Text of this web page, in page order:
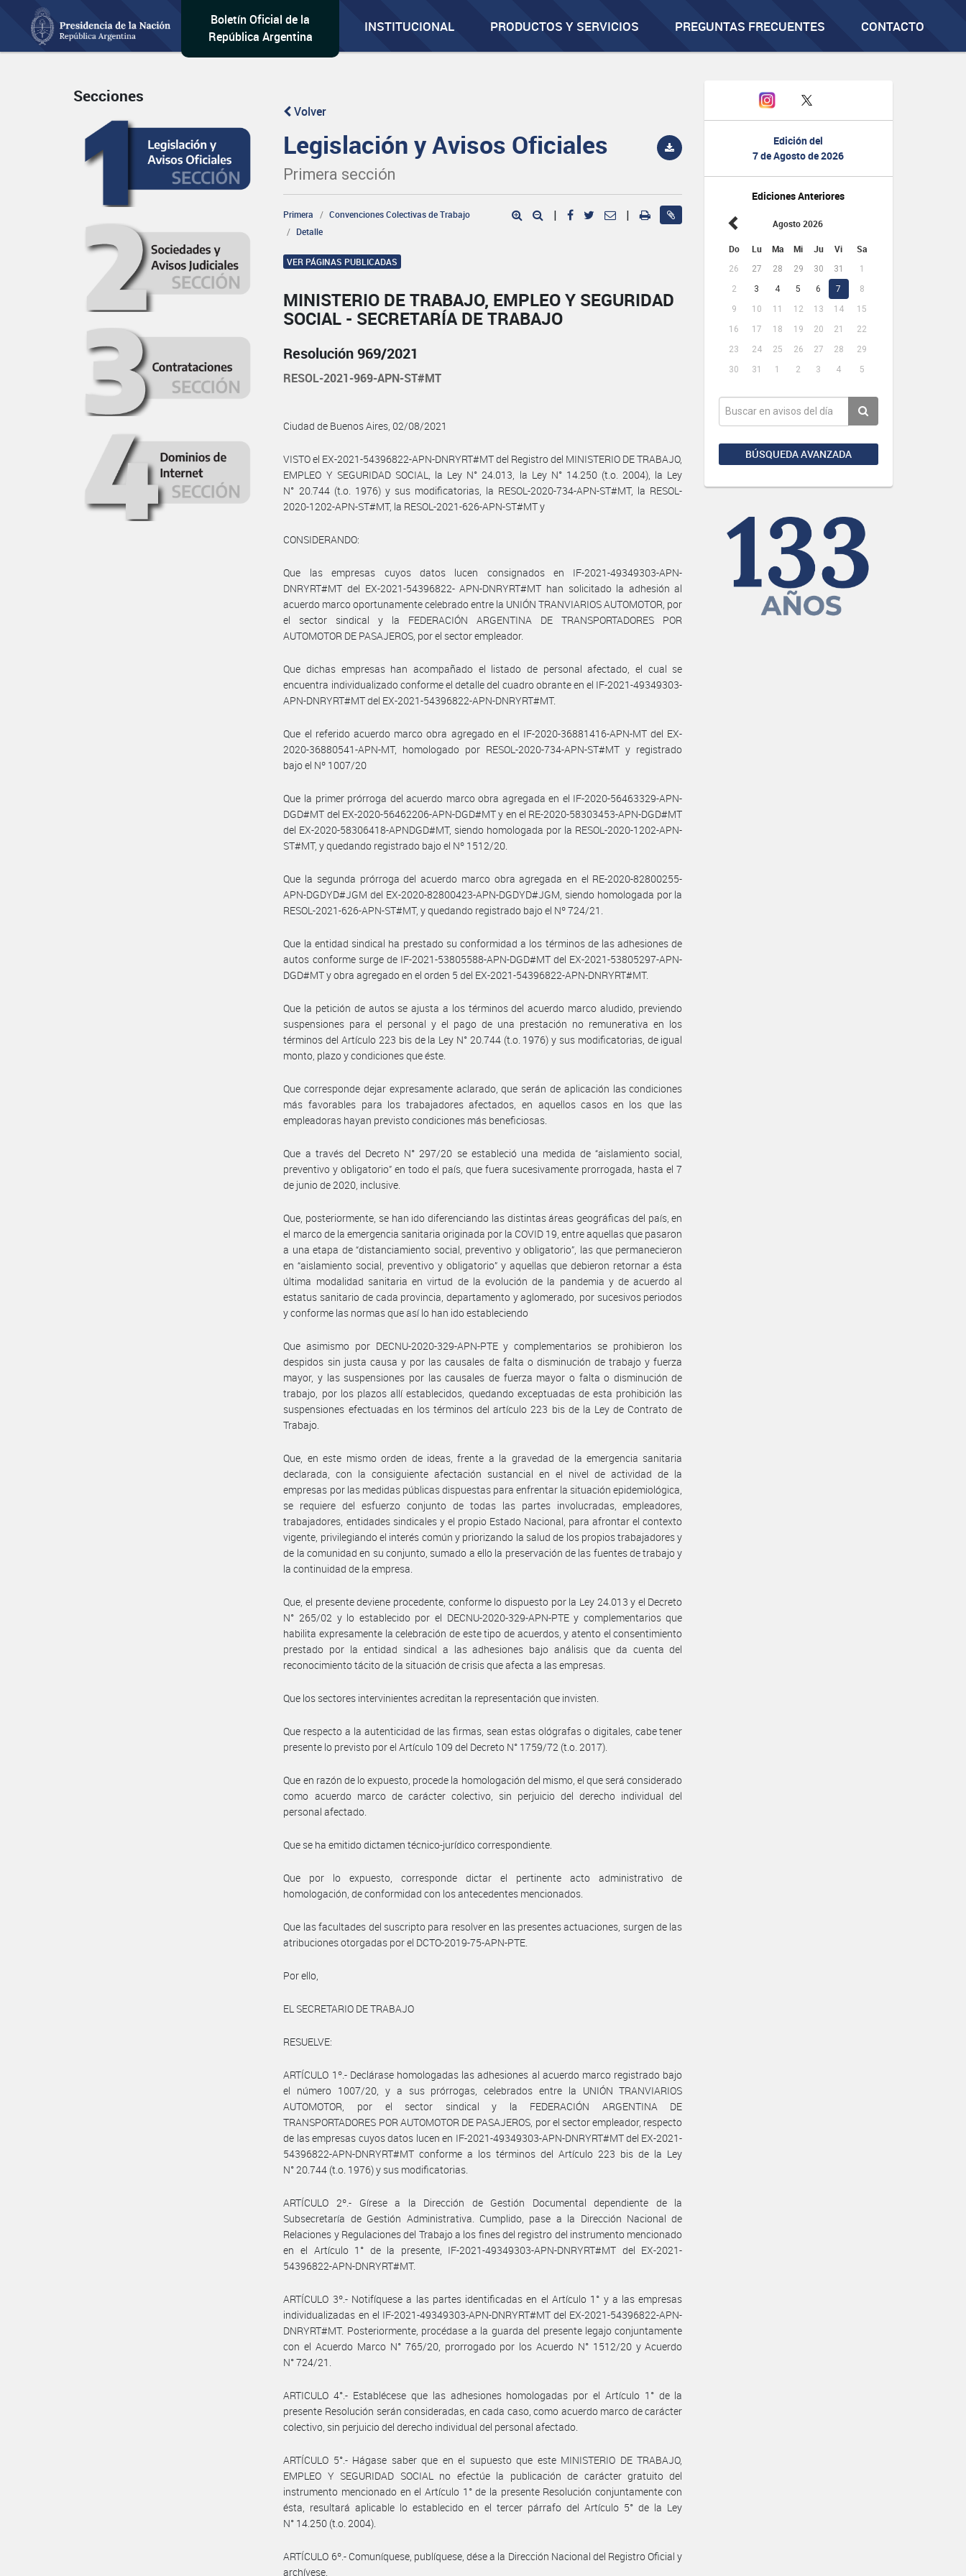
Boletín Oficial de la
República Argentina
INSTITUCIONAL PRODUCTOS Y SERVICIOS PREGUNTAS FRECUENTES CONTACTO
Edición del
7 de Agosto de 2026
Ediciones Anteriores
Agosto 2026
Do Lu Ma Mi Ju Vi Sa
26 27 28 29 30 31
1
2
3 4 5 6 7
8
9
10 11 12 13 14
15
16
17 18 19 20 21
22
23
24 25 26 27 28
29
30
31 1 2 3 4 5
BÚSQUEDA AVANZADA
Secciones
Volver
Legislación y Avisos Oficiales
Primera sección
Primera
Convenciones Colectivas de Trabajo
Detalle
| |
VER PÁGINAS PUBLICADAS
MINISTERIO DE TRABAJO, EMPLEO Y SEGURIDAD
SOCIAL - SECRETARÍA DE TRABAJO
Resolución 969/2021
RESOL-2021-969-APN-ST#MT
Ciudad de Buenos Aires, 02/08/2021
VISTO el EX-2021-54396822-APN-DNRYRT#MT del Registro del MINISTERIO DE TRABAJO,
EMPLEO Y SEGURIDAD SOCIAL, la Ley N° 24.013, la Ley N° 14.250 (t.o. 2004), la Ley
N° 20.744 (t.o. 1976) y sus modificatorias, la RESOL-2020-734-APN-ST#MT, la RESOL-
2020-1202-APN-ST#MT, la RESOL-2021-626-APN-ST#MT y
CONSIDERANDO:
Que las empresas cuyos datos lucen consignados en IF-2021-49349303-APN-
DNRYRT#MT del EX-2021-54396822- APN-DNRYRT#MT han solicitado la adhesión al
acuerdo marco oportunamente celebrado entre la UNIÓN TRANVIARIOS AUTOMOTOR, por
el sector sindical y la FEDERACIÓN ARGENTINA DE TRANSPORTADORES POR
AUTOMOTOR DE PASAJEROS, por el sector empleador.
Que dichas empresas han acompañado el listado de personal afectado, el cual se
encuentra individualizado conforme el detalle del cuadro obrante en el IF-2021-49349303-
APN-DNRYRT#MT del EX-2021-54396822-APN-DNRYRT#MT.
Que el referido acuerdo marco obra agregado en el IF-2020-36881416-APN-MT del EX-
2020-36880541-APN-MT, homologado por RESOL-2020-734-APN-ST#MT y registrado
bajo el Nº 1007/20
Que la primer prórroga del acuerdo marco obra agregada en el IF-2020-56463329-APN-
DGD#MT del EX-2020-56462206-APN-DGD#MT y en el RE-2020-58303453-APN-DGD#MT
del EX-2020-58306418-APNDGD#MT, siendo homologada por la RESOL-2020-1202-APN-
ST#MT, y quedando registrado bajo el Nº 1512/20.
Que la segunda prórroga del acuerdo marco obra agregada en el RE-2020-82800255-
APN-DGDYD#JGM del EX-2020-82800423-APN-DGDYD#JGM, siendo homologada por la
RESOL-2021-626-APN-ST#MT, y quedando registrado bajo el Nº 724/21.
Que la entidad sindical ha prestado su conformidad a los términos de las adhesiones de
autos conforme surge de IF-2021-53805588-APN-DGD#MT del EX-2021-53805297-APN-
DGD#MT y obra agregado en el orden 5 del EX-2021-54396822-APN-DNRYRT#MT.
Que la petición de autos se ajusta a los términos del acuerdo marco aludido, previendo
suspensiones para el personal y el pago de una prestación no remunerativa en los
términos del Artículo 223 bis de la Ley N° 20.744 (t.o. 1976) y sus modificatorias, de igual
monto, plazo y condiciones que éste.
Que corresponde dejar expresamente aclarado, que serán de aplicación las condiciones
más favorables para los trabajadores afectados, en aquellos casos en los que las
empleadoras hayan previsto condiciones más beneficiosas.
Que a través del Decreto N° 297/20 se estableció una medida de “aislamiento social,
preventivo y obligatorio” en todo el país, que fuera sucesivamente prorrogada, hasta el 7
de junio de 2020, inclusive.
Que, posteriormente, se han ido diferenciando las distintas áreas geográficas del país, en
el marco de la emergencia sanitaria originada por la COVID 19, entre aquellas que pasaron
a una etapa de “distanciamiento social, preventivo y obligatorio”, las que permanecieron
en “aislamiento social, preventivo y obligatorio” y aquellas que debieron retornar a ésta
última modalidad sanitaria en virtud de la evolución de la pandemia y de acuerdo al
estatus sanitario de cada provincia, departamento y aglomerado, por sucesivos periodos
y conforme las normas que así lo han ido estableciendo
Que asimismo por DECNU-2020-329-APN-PTE y complementarios se prohibieron los
despidos sin justa causa y por las causales de falta o disminución de trabajo y fuerza
mayor, y las suspensiones por las causales de fuerza mayor o falta o disminución de
trabajo, por los plazos allí establecidos, quedando exceptuadas de esta prohibición las
suspensiones efectuadas en los términos del artículo 223 bis de la Ley de Contrato de
Trabajo.
Que, en este mismo orden de ideas, frente a la gravedad de la emergencia sanitaria
declarada, con la consiguiente afectación sustancial en el nivel de actividad de la
empresas por las medidas públicas dispuestas para enfrentar la situación epidemiológica,
se requiere del esfuerzo conjunto de todas las partes involucradas, empleadores,
trabajadores, entidades sindicales y el propio Estado Nacional, para afrontar el contexto
vigente, privilegiando el interés común y priorizando la salud de los propios trabajadores y
de la comunidad en su conjunto, sumado a ello la preservación de las fuentes de trabajo y
la continuidad de la empresa.
Que, el presente deviene procedente, conforme lo dispuesto por la Ley 24.013 y el Decreto
N° 265/02 y lo establecido por el DECNU-2020-329-APN-PTE y complementarios que
habilita expresamente la celebración de este tipo de acuerdos, y atento el consentimiento
prestado por la entidad sindical a las adhesiones bajo análisis que da cuenta del
reconocimiento tácito de la situación de crisis que afecta a las empresas.
Que los sectores intervinientes acreditan la representación que invisten.
Que respecto a la autenticidad de las firmas, sean estas ológrafas o digitales, cabe tener
presente lo previsto por el Artículo 109 del Decreto N° 1759/72 (t.o. 2017).
Que en razón de lo expuesto, procede la homologación del mismo, el que será considerado
como acuerdo marco de carácter colectivo, sin perjuicio del derecho individual del
personal afectado.
Que se ha emitido dictamen técnico-jurídico correspondiente.
Que por lo expuesto, corresponde dictar el pertinente acto administrativo de
homologación, de conformidad con los antecedentes mencionados.
Que las facultades del suscripto para resolver en las presentes actuaciones, surgen de las
atribuciones otorgadas por el DCTO-2019-75-APN-PTE.
Por ello,
EL SECRETARIO DE TRABAJO
RESUELVE:
ARTÍCULO 1º.- Declárase homologadas las adhesiones al acuerdo marco registrado bajo
el número 1007/20, y a sus prórrogas, celebrados entre la UNIÓN TRANVIARIOS
AUTOMOTOR, por el sector sindical y la FEDERACIÓN ARGENTINA DE
TRANSPORTADORES POR AUTOMOTOR DE PASAJEROS, por el sector empleador, respecto
de las empresas cuyos datos lucen en IF-2021-49349303-APN-DNRYRT#MT del EX-2021-
54396822-APN-DNRYRT#MT conforme a los términos del Artículo 223 bis de la Ley
N° 20.744 (t.o. 1976) y sus modificatorias.
ARTÍCULO 2º.- Gírese a la Dirección de Gestión Documental dependiente de la
Subsecretaría de Gestión Administrativa. Cumplido, pase a la Dirección Nacional de
Relaciones y Regulaciones del Trabajo a los fines del registro del instrumento mencionado
en el Artículo 1° de la presente, IF-2021-49349303-APN-DNRYRT#MT del EX-2021-
54396822-APN-DNRYRT#MT.
ARTÍCULO 3º.- Notifíquese a las partes identificadas en el Artículo 1° y a las empresas
individualizadas en el IF-2021-49349303-APN-DNRYRT#MT del EX-2021-54396822-APN-
DNRYRT#MT. Posteriormente, procédase a la guarda del presente legajo conjuntamente
con el Acuerdo Marco N° 765/20, prorrogado por los Acuerdo N° 1512/20 y Acuerdo
N° 724/21.
ARTICULO 4°.- Establécese que las adhesiones homologadas por el Artículo 1° de la
presente Resolución serán consideradas, en cada caso, como acuerdo marco de carácter
colectivo, sin perjuicio del derecho individual del personal afectado.
ARTÍCULO 5°.- Hágase saber que en el supuesto que este MINISTERIO DE TRABAJO,
EMPLEO Y SEGURIDAD SOCIAL no efectúe la publicación de carácter gratuito del
instrumento mencionado en el Artículo 1° de la presente Resolución conjuntamente con
ésta, resultará aplicable lo establecido en el tercer párrafo del Artículo 5° de la Ley
N° 14.250 (t.o. 2004).
ARTÍCULO 6º.- Comuníquese, publíquese, dése a la Dirección Nacional del Registro Oficial y
archívese.